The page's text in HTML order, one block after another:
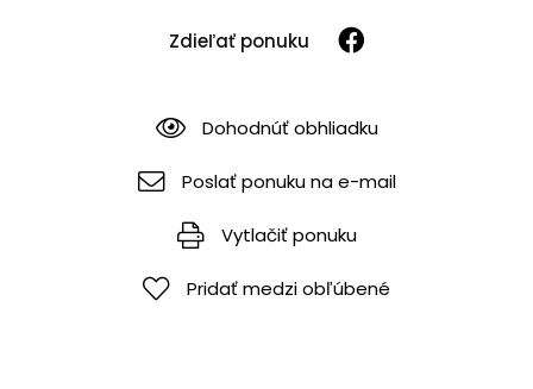
Zdieľať ponuku
Dohodnúť obhliadku
Poslať ponuku na e-mail
Vytlačiť ponuku
Pridať medzi obľúbené